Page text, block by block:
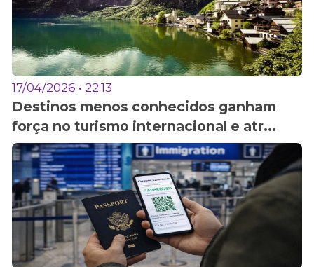
17/04/2026 • 22:13
Destinos menos conhecidos ganham
força no turismo internacional e atr...